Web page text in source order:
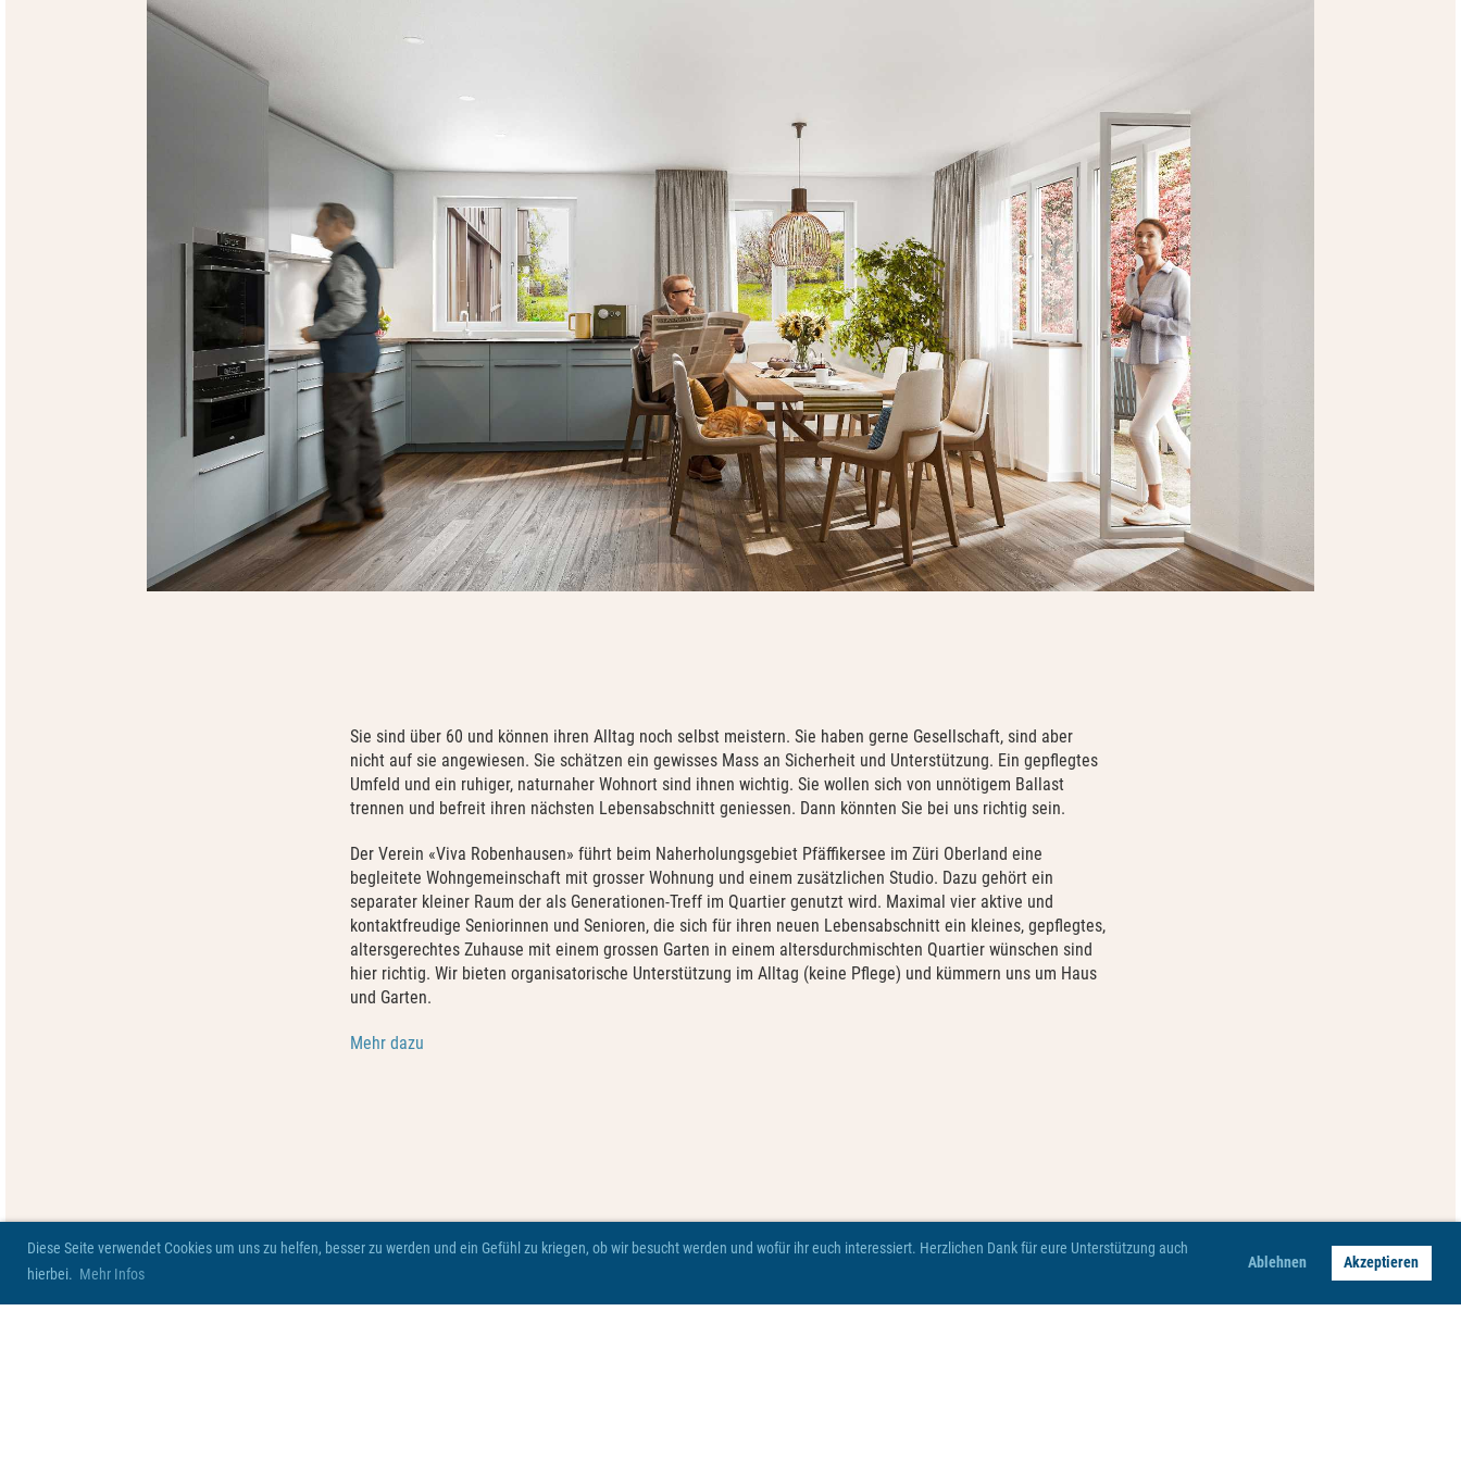
Diese Seite verwendet Cookies um uns zu helfen, besser zu werden und ein Gefühl zu kriegen, ob wir besucht werden und wofür ihr euch interessiert. Herzlichen Dank für eure Unterstützung auch
hierbei. Mehr Infos
Ablehnen Akzeptieren
Sie sind über 60 und können ihren Alltag noch selbst meistern. Sie haben gerne Gesellschaft, sind aber
nicht auf sie angewiesen. Sie schätzen ein gewisses Mass an Sicherheit und Unterstützung. Ein gepflegtes
Umfeld und ein ruhiger, naturnaher Wohnort sind ihnen wichtig. Sie wollen sich von unnötigem Ballast
trennen und befreit ihren nächsten Lebensabschnitt geniessen. Dann könnten Sie bei uns richtig sein.
Der Verein «Viva Robenhausen» führt beim Naherholungsgebiet Pfäffikersee im Züri Oberland eine
begleitete Wohngemeinschaft mit grosser Wohnung und einem zusätzlichen Studio. Dazu gehört ein
separater kleiner Raum der als Generationen-Treff im Quartier genutzt wird. Maximal vier aktive und
kontaktfreudige Seniorinnen und Senioren, die sich für ihren neuen Lebensabschnitt ein kleines, gepflegtes,
altersgerechtes Zuhause mit einem grossen Garten in einem altersdurchmischten Quartier wünschen sind
hier richtig. Wir bieten organisatorische Unterstützung im Alltag (keine Pflege) und kümmern uns um Haus
und Garten.
Mehr dazu